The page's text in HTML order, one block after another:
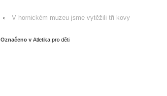
‹ V hornickém muzeu jsme vytěžili tři kovy
Označeno v Atletika pro děti